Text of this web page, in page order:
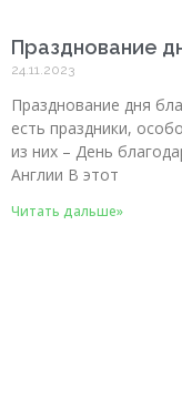
Празднование
24.11.2023
Празднование дня
есть праздники,
из них – День
Англии В этот
Читать дальше»